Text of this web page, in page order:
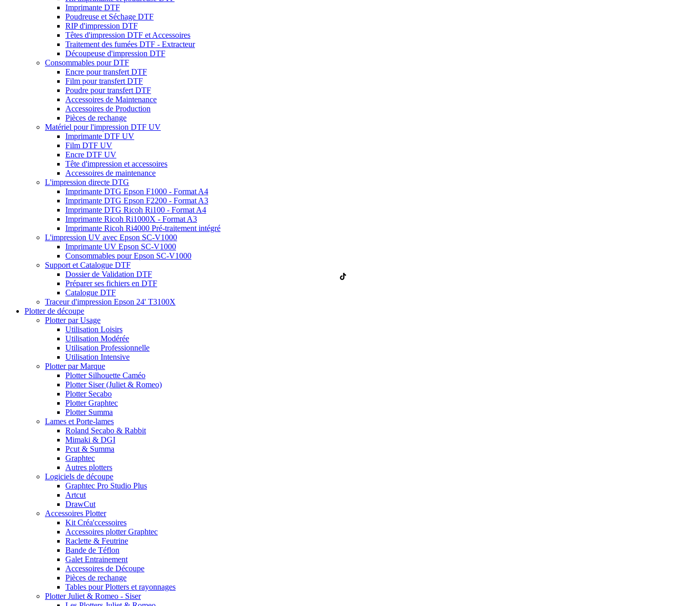
Imprimante DTF
Poudreuse et Séchage DTF
RIP d'impression DTF
Têtes d'impression DTF et Accessoires
Traitement des fumées DTF - Extracteur
Découpeuse d'impression DTF
Consommables pour DTF
Encre pour transfert DTF
Film pour transfert DTF
Poudre pour transfert DTF
Accessoires de Maintenance
Accessoires de Production
Pièces de rechange
Matériel pour l'impression DTF UV
Imprimante DTF UV
Film DTF UV
Encre DTF UV
Tête d'impression et accessoires
Accessoires de maintenance
L'impression directe DTG
Imprimante DTG Epson F1000 - Format A4
Imprimante DTG Epson F2200 - Format A3
Imprimante DTG Ricoh Ri100 - Format A4
Imprimante Ricoh Ri1000X - Format A3
Imprimante Ricoh Ri4000 Pré-traitement intégré
L'impression UV avec Epson SC-V1000
Imprimante UV Epson SC-V1000
Consommables pour Epson SC-V1000
Support et Catalogue DTF
Dossier de Validation DTF
Préparer ses fichiers en DTF
Catalogue DTF
Traceur d'impression Epson 24' T3100X
Plotter de découpe
Plotter par Usage
Utilisation Loisirs
Utilisation Modérée
Utilisation Professionnelle
Utilisation Intensive
Plotter par Marque
Plotter Silhouette Caméo
Plotter Siser (Juliet & Romeo)
Plotter Secabo
Plotter Graphtec
Plotter Summa
Lames et Porte-lames
Roland Secabo & Rabbit
Mimaki & DGI
Pcut & Summa
Graphtec
Autres plotters
Logiciels de découpe
Graphtec Pro Studio Plus
Artcut
DrawCut
Accessoires Plotter
Kit Créa'ccessoires
Accessoires plotter Graphtec
Raclette & Feutrine
Bande de Téflon
Galet Entrainement
Accessoires de Découpe
Pièces de rechange
Tables pour Plotters et rayonnages
Plotter Juliet & Romeo - Siser